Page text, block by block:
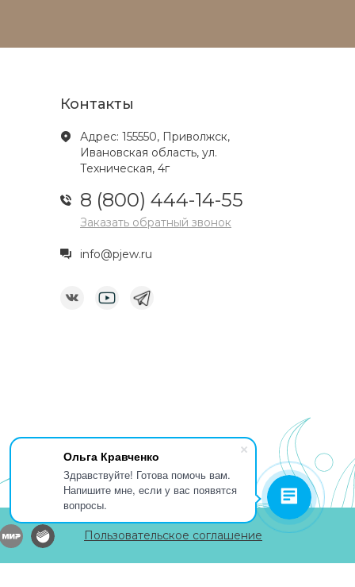
Ольга Кравченко
Здравствуйте! Готова помочь вам.
Напишите мне, если у вас появятся
вопросы.
Контакты
Адрес: 155550, Приволжск,
Ивановская область, ул.
Техническая, 4г
8 (800) 444-14-55
Заказать обратный звонок
info@pjew.ru
Пользовательское соглашение